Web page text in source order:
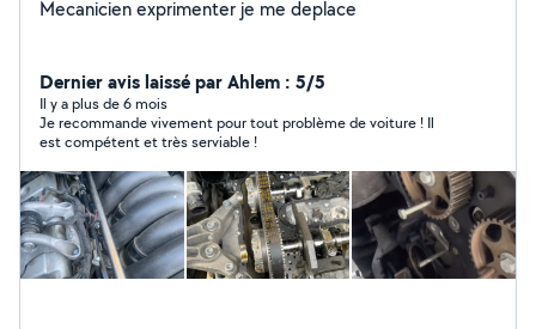
Mecanicien exprimenter je me deplace
Dernier avis laissé par Ahlem : 5/5
Il y a plus de 6 mois
Je recommande vivement pour tout problème de voiture ! Il
est compétent et très serviable !